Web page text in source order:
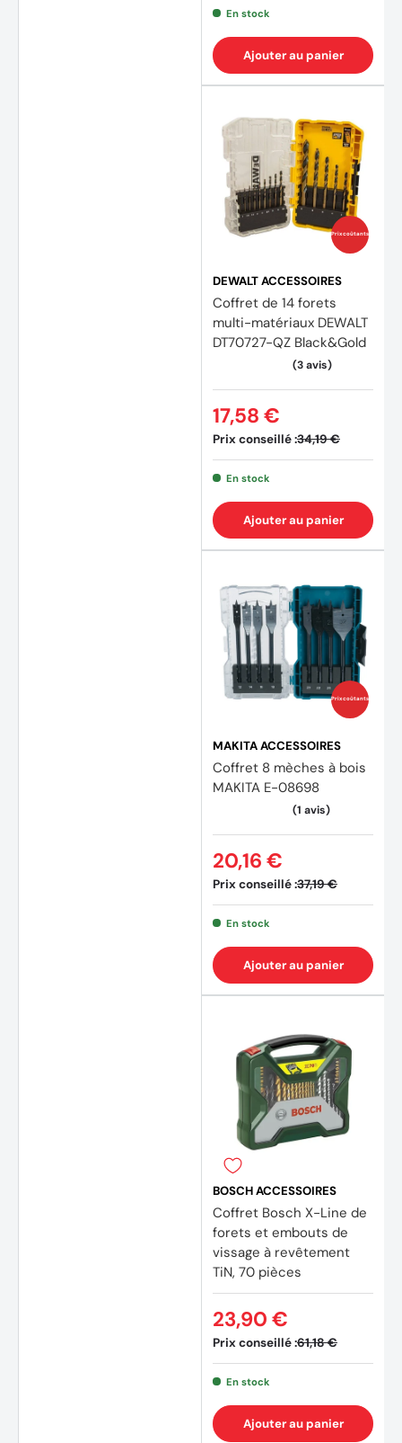
(4
(4
En stock
Ajouter au panier
Prix coûtants
DEWALT ACCESSOIRES
Coffret de 14 forets
multi-matériaux DEWALT
DT70727-QZ Black&Gold
(3
Prix conseillé :34,19 €
17,58 €
En stock
Ajouter au panier
Prix coûtants
MAKITA ACCESSOIRES
Coffret 8 mèches à bois
MAKITA E-08698
Prix conseillé :37,19 €
20,16 €
En stock
Ajouter au panier
BOSCH ACCESSOIRES
Coffret Bosch X-Line de
forets et embouts de
vissage à revêtement
TiN, 70 pièces
Prix conseillé :61,18 €
23,90 €
En stock
Ajouter au panier